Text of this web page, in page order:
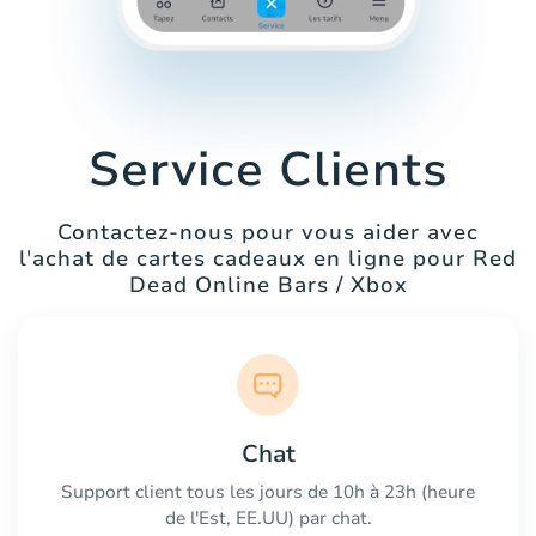
Service Clients
Contactez-nous pour vous aider avec
l'achat de cartes cadeaux en ligne pour Red
Dead Online Bars / Xbox
Chat
Support client tous les jours de 10h à 23h (heure
de l'Est, EE.UU) par chat.